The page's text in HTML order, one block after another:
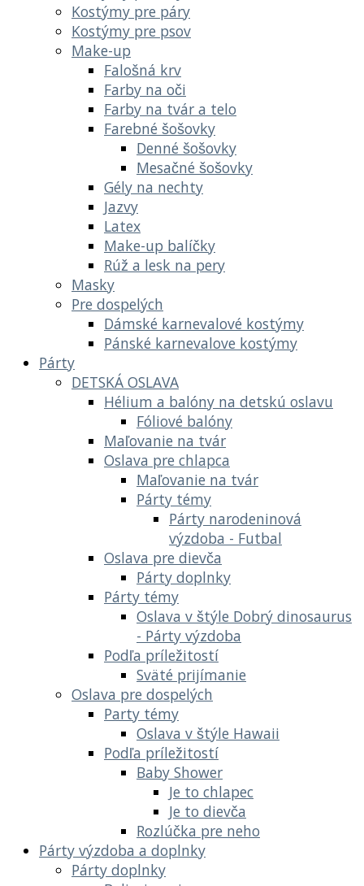
Kostýmy pre páry
Kostýmy pre psov
Make-up
Falošná krv
Farby na oči
Farby na tvár a telo
Farebné šošovky
Denné šošovky
Mesačné šošovky
Gély na nechty
Jazvy
Latex
Make-up balíčky
Rúž a lesk na pery
Masky
Pre dospelých
Dámské karnevalové kostýmy
Pánské karnevalove kostýmy
Párty
DETSKÁ OSLAVA
Hélium a balóny na detskú oslavu
Fóliové balóny
Maľovanie na tvár
Oslava pre chlapca
Maľovanie na tvár
Párty témy
Párty narodeninová
výzdoba - Futbal
Oslava pre dievča
Párty doplnky
Párty témy
Oslava v štýle Dobrý dinosaurus
- Párty výzdoba
Podľa príležitostí
Sväté prijímanie
Oslava pre dospelých
Party témy
Oslava v štýle Hawaii
Podľa príležitostí
Baby Shower
Je to chlapec
Je to dievča
Rozlúčka pre neho
Párty výzdoba a doplnky
Párty doplnky